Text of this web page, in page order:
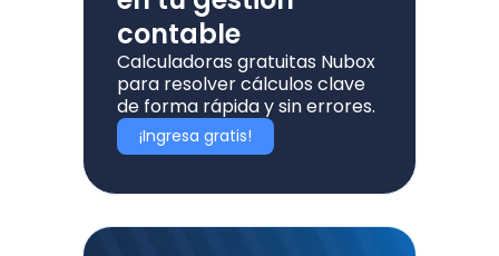
contable
Calculadoras gratuitas Nubox
para resolver cálculos clave
de forma rápida y sin errores.
¡Ingresa gratis!